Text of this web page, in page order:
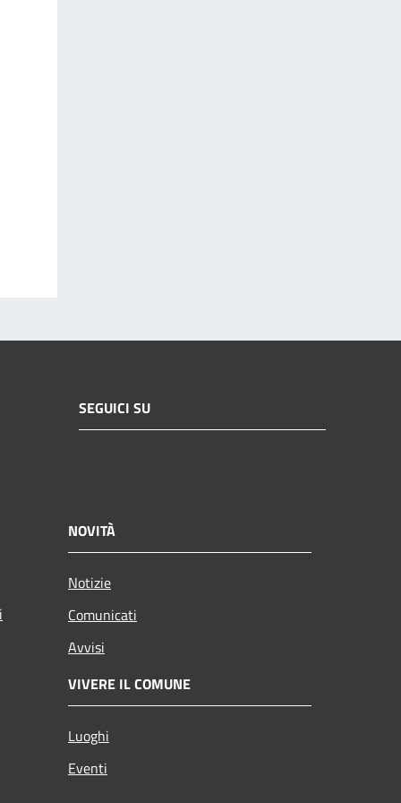
SEGUICI SU
NOVITÀ
Notizie
Comunicati
Avvisi
VIVERE IL COMUNE
Luoghi
Eventi